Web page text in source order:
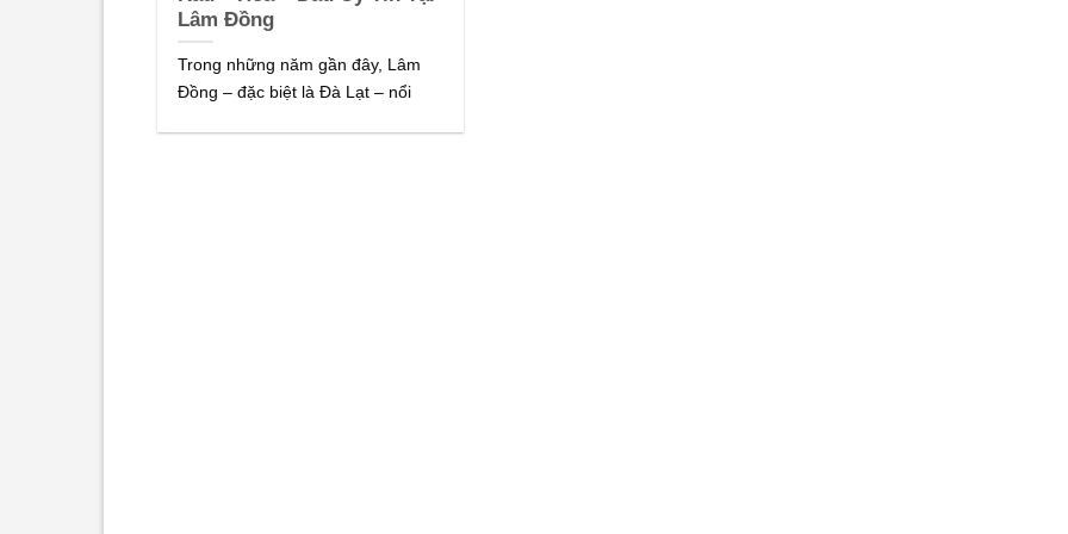
Lâm Đồng
Trong những năm gần đây, Lâm
Đồng – đặc biệt là Đà Lạt – nổi